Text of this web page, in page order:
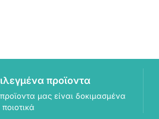
προϊοντα
μας είναι δοκιμασμένα
ποιοτικά